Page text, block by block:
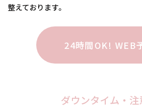
整えております。
24時間OK! WEB
ダウンタイム・注